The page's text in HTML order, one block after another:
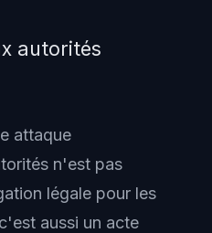
autorités
attaque
n'est pas
légale pour les
aussi un acte